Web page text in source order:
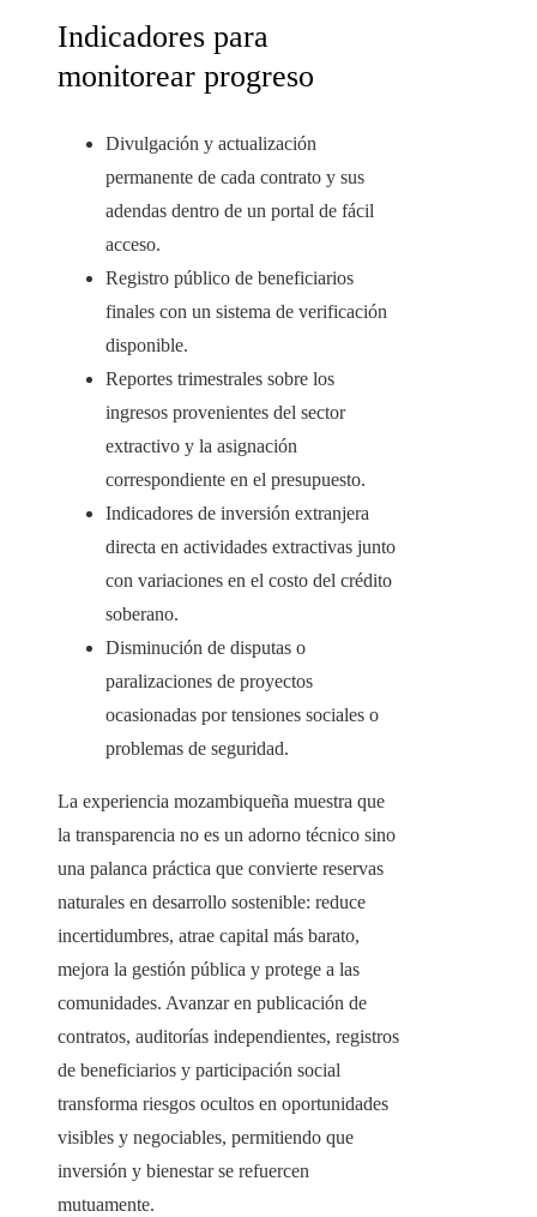
Indicadores para
monitorear progreso
Divulgación y actualización
permanente de cada contrato y sus
adendas dentro de un portal de fácil
acceso.
Registro público de beneficiarios
finales con un sistema de verificación
disponible.
Reportes trimestrales sobre los
ingresos provenientes del sector
extractivo y la asignación
correspondiente en el presupuesto.
Indicadores de inversión extranjera
directa en actividades extractivas junto
con variaciones en el costo del crédito
soberano.
Disminución de disputas o
paralizaciones de proyectos
ocasionadas por tensiones sociales o
problemas de seguridad.
La experiencia mozambiqueña muestra que
la transparencia no es un adorno técnico sino
una palanca práctica que convierte reservas
naturales en desarrollo sostenible: reduce
incertidumbres, atrae capital más barato,
mejora la gestión pública y protege a las
comunidades. Avanzar en publicación de
contratos, auditorías independientes, registros
de beneficiarios y participación social
transforma riesgos ocultos en oportunidades
visibles y negociables, permitiendo que
inversión y bienestar se refuercen
mutuamente.